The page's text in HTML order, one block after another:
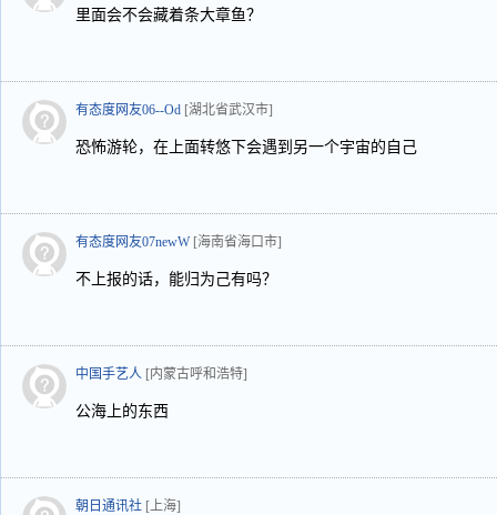
里面会不会藏着条大章鱼？
有态度网友06--Od [湖北省武汉市]
恐怖游轮，在上面转悠下会遇到另一个宇宙的自己
有态度网友07newW [海南省海口市]
不上报的话，能归为己有吗？
中国手艺人 [内蒙古呼和浩特]
公海上的东西
朝日通讯社 [上海]